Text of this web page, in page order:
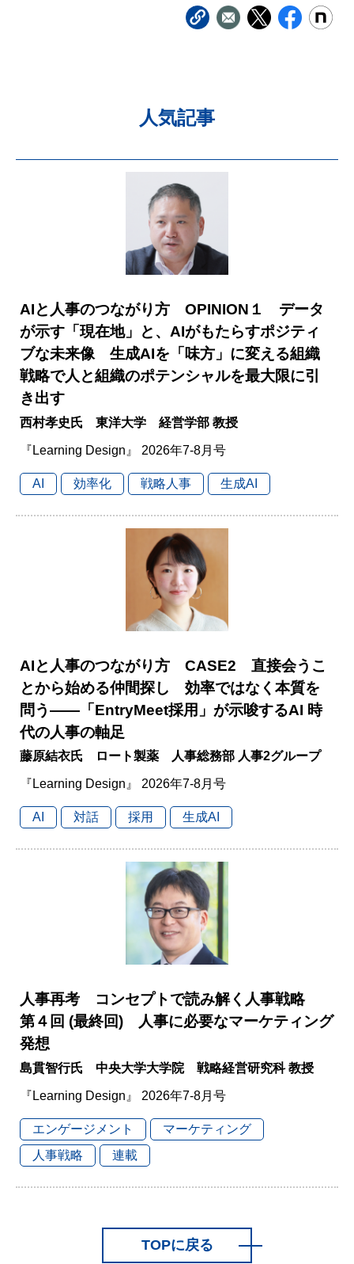
人気記事
AIと人事のつながり方 OPINION１ データ
が示す「現在地」と、AIがもたらすポジティ
ブな未来像 生成AIを「味方」に変える組織
戦略で人と組織のポテンシャルを最大限に引
き出す
西村孝史氏 東洋大学 経営学部 教授
『Learning Design』 2026年7-8月号
AI 効率化 戦略人事 生成AI
AIと人事のつながり方 CASE2 直接会うこ
とから始める仲間探し 効率ではなく本質を
問う――「EntryMeet採用」が示唆するAI 時
代の人事の軸足
藤原結衣氏 ロート製薬 人事総務部 人事2グループ
『Learning Design』 2026年7-8月号
AI 対話 採用 生成AI
人事再考 コンセプトで読み解く人事戦略
第４回 (最終回) 人事に必要なマーケティング
発想
島貫智行氏 中央大学大学院 戦略経営研究科 教授
『Learning Design』 2026年7-8月号
エンゲージメント
マーケティング
人事戦略
連載
TOPに戻る